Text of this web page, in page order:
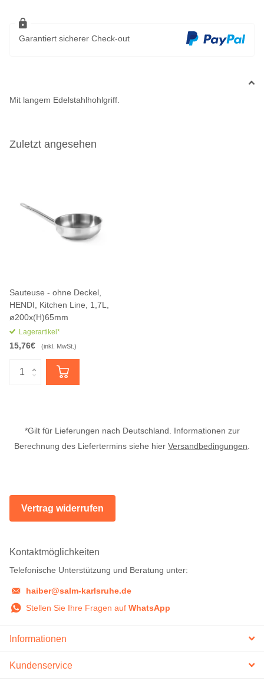
Garantiert sicherer Check-out
Mit langem Edelstahlhohlgriff.
Zuletzt angesehen
Sauteuse - ohne Deckel,
HENDI, Kitchen Line, 1,7L,
ø200x(H)65mm
Lagerartikel*
15,76€ (inkl. MwSt.)
*Gilt für Lieferungen nach Deutschland. Informationen zur
Berechnung des Liefertermins siehe hier Versandbedingungen.
Vertrag widerrufen
Kontaktmöglichkeiten
Telefonische Unterstützung und Beratung unter:
haiber@salm-karlsruhe.de
Stellen Sie Ihre Fragen auf WhatsApp
Informationen
Kundenservice